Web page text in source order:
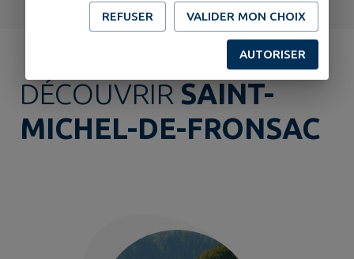
DÉCOUVRIRSAINT-
MICHEL-DE-FRONSAC
REFUSER VALIDER MON CHOIX
AUTORISER